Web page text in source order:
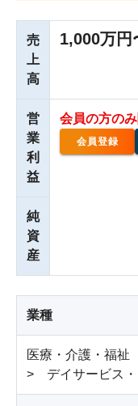
売
上
高
1,000万円
営
業
利
益
会員の方の
会員登録
純
資
産
業種
医療・介護・福
> デイサービス・